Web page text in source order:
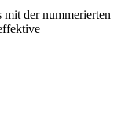
der nummerierten